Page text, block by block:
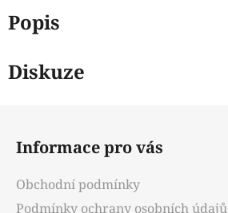
Popis
Diskuze
Informace pro vás
Obchodní podmínky
Podmínky ochrany osobních údajů